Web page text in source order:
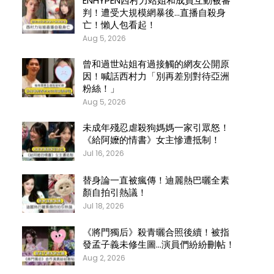
判！遭受大規模網暴後…直播自殺身
亡！懶人包看起！
Aug 5, 2026
曾和過世站姐有過接觸的網友公開原
因！喊話西村力「別再差別對待亞洲
粉絲！」
Aug 5, 2026
未成年殘忍虐殺狗媽媽一家引眾怒！
《給阿嬤的情書》女主慘遭抵制！
Jul 16, 2026
替身論一直被瘋傳！迪麗熱巴曬全素
顏自拍引熱議！
Jul 18, 2026
《將門獨后》殺青曬合照後續！被指
發孟子義未修生圖…演員們紛紛刪帖！
Aug 2, 2026